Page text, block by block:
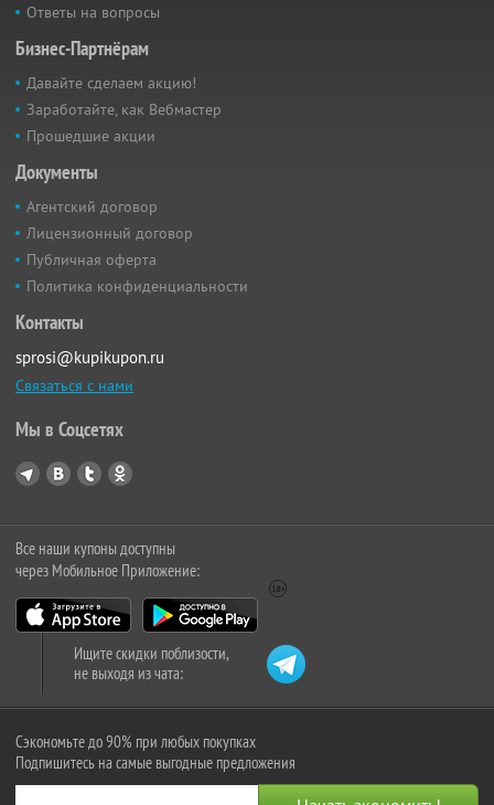
Ответы на вопросы
Бизнес-Партнёрам
Давайте сделаем акцию!
Заработайте, как Вебмастер
Прошедшие акции
Документы
Агентский договор
Лицензионный договор
Публичная оферта
Политика конфиденциальности
Контакты
sprosi@kupikupon.ru
Связаться с нами
Мы в Соцсетях
Все наши купоны доступны
через Мобильное Приложение:
Ищите скидки поблизости,
не выходя из чата:
Сэкономьте до 90% при любых покупках
Подпишитесь на самые выгодные предложения